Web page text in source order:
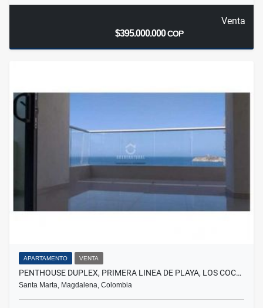
Venta
$395.000.000COP
APARTAMENTO VENTA
PENTHOUSE DUPLEX, PRIMERA LINEA DE PLAYA, LOS COC…
Santa Marta, Magdalena, Colombia